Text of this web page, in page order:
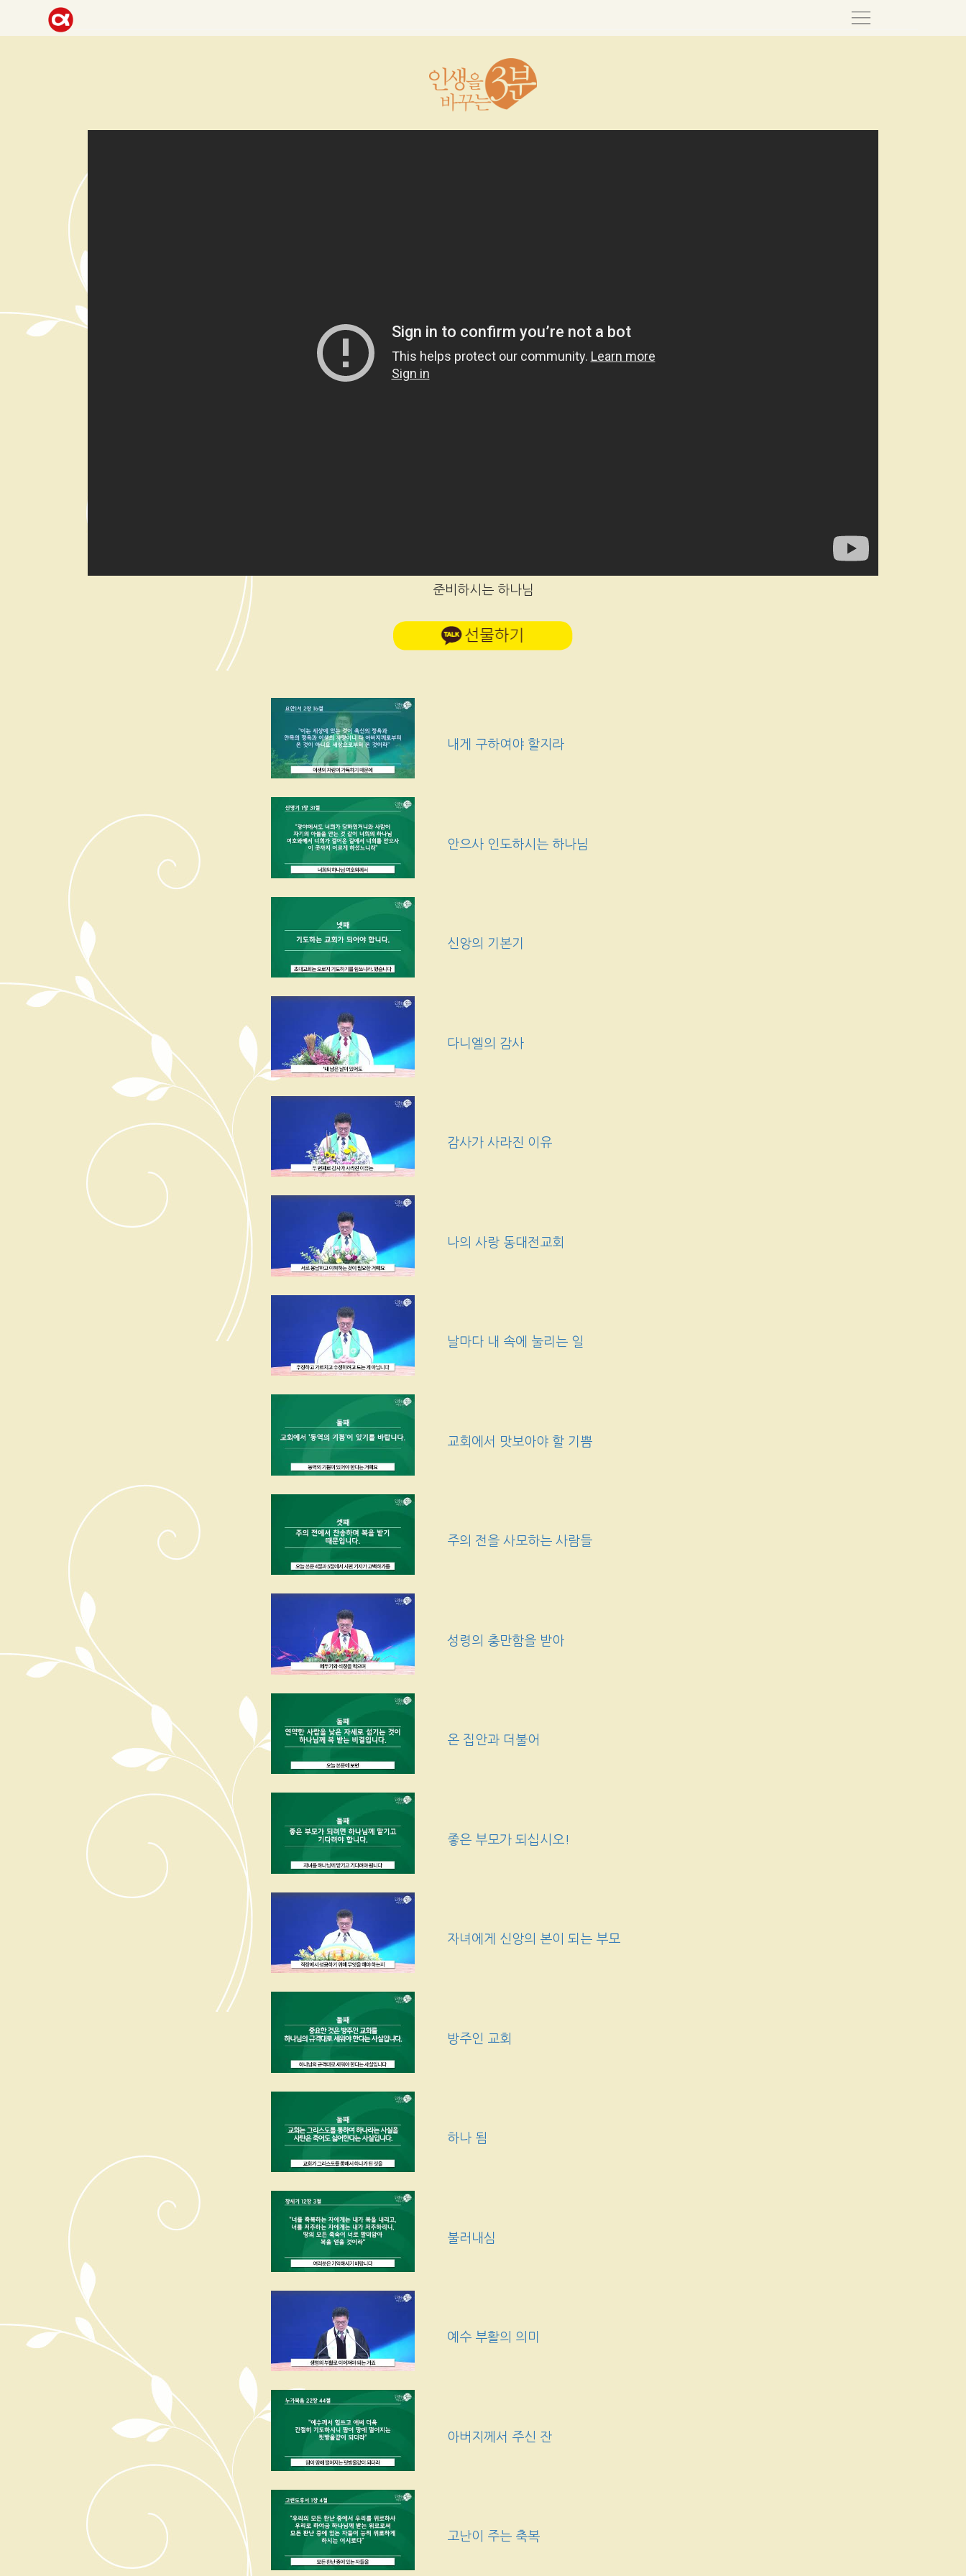
준비하시는 하나님
내게 구하여야 할지라
안으사 인도하시는 하나님
신앙의 기본기
다니엘의 감사
감사가 사라진 이유
나의 사랑 동대전교회
날마다 내 속에 눌리는 일
교회에서 맛보아야 할 기쁨
주의 전을 사모하는 사람들
성령의 충만함을 받아
온 집안과 더불어
좋은 부모가 되십시오!
자녀에게 신앙의 본이 되는 부모
방주인 교회
하나 됨
불러내심
예수 부활의 의미
아버지께서 주신 잔
고난이 주는 축복